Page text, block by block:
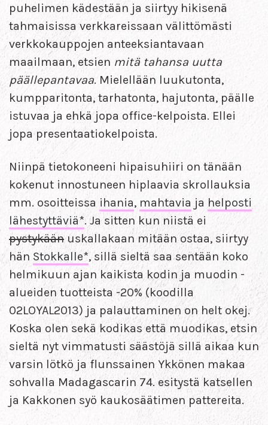
puhelimen kädestään ja siirtyy hikisenä
tahmaisissa verkkareissaan välittömästi
verkkokauppojen anteeksiantavaan
maailmaan, etsien mitä tahansa uutta
päällepantavaa. Mielellään luukutonta,
kumpparitonta, tarhatonta, hajutonta, päälle
istuvaa ja ehkä jopa office-kelpoista. Ellei
jopa presentaatiokelpoista.
Niinpä tietokoneeni hipaisuhiiri on tänään
kokenut innostuneen hiplaavia skrollauksia
mm. osoitteissa ihania, mahtavia ja helposti
lähestyttäviä*. Ja sitten kun niistä ei
pystykäänuskallakaan mitään ostaa, siirtyy
hän Stokkalle*, sillä sieltä saa sentään koko
helmikuun ajan kaikista kodin ja muodin -
alueiden tuotteista -20% (koodilla
02LOYAL2013) ja palauttaminen on helt okej.
Koska olen sekä kodikas että muodikas, etsin
sieltä nyt vimmatusti säästöjä sillä aikaa kun
varsin lötkö ja flunssainen Ykkönen makaa
sohvalla Madagascarin 74. esitystä katsellen
ja Kakkonen syö kaukosäätimen pattereita.